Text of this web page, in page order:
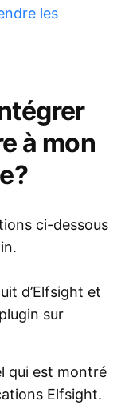
les
à mon
ci-dessous
d’Elfsight et
sur
qui est montré
Elfsight.